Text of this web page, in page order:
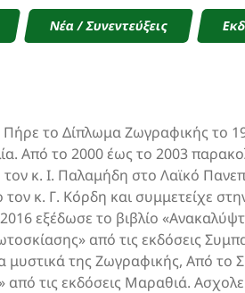
Νέα / Συνεντεύξεις
το Δίπλωμα Ζωγραφικής το
Από το 2000 έως το 2003
κ. Ι. Παλαμήδη στο Λαϊκό
κ. Γ. Κόρδη και συμμετείχε
εξέδωσε το βιβλίο
από τις εκδόσεις
μυστικά της Ζωγραφικής, Από το
τις εκδόσεις Μαραθιά.